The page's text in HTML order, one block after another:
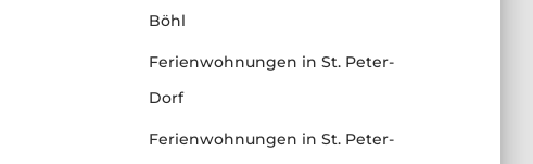
Böhl
Ferienwohnungen in St. Peter-
Dorf
Ferienwohnungen in St. Peter-